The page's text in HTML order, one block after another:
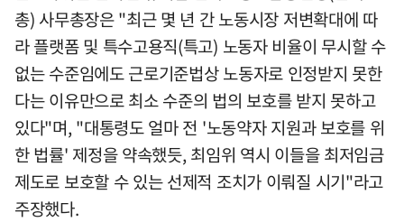
총) 사무총장은 "최근 몇 년 간 노동시장 저변확대에 따
라 플랫폼 및 특수고용직(특고) 노동자 비율이 무시할 수
없는 수준임에도 근로기준법상 노동자로 인정받지 못한
다는 이유만으로 최소 수준의 법의 보호를 받지 못하고
있다"며, "대통령도 얼마 전 '노동약자 지원과 보호를 위
한 법률' 제정을 약속했듯, 최임위 역시 이들을 최저임금
제도로 보호할 수 있는 선제적 조치가 이뤄질 시기"라고
주장했다.